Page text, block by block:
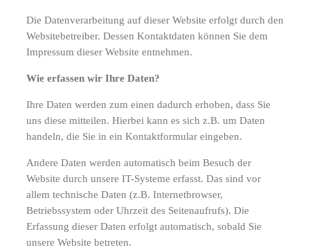
Die Datenverarbeitung auf dieser Website erfolgt durch den
Websitebetreiber. Dessen Kontaktdaten können Sie dem
Impressum dieser Website entnehmen.
Wie erfassen wir Ihre Daten?
Ihre Daten werden zum einen dadurch erhoben, dass Sie
uns diese mitteilen. Hierbei kann es sich z.B. um Daten
handeln, die Sie in ein Kontaktformular eingeben.
Andere Daten werden automatisch beim Besuch der
Website durch unsere IT-Systeme erfasst. Das sind vor
allem technische Daten (z.B. Internetbrowser,
Betriebssystem oder Uhrzeit des Seitenaufrufs). Die
Erfassung dieser Daten erfolgt automatisch, sobald Sie
unsere Website betreten.